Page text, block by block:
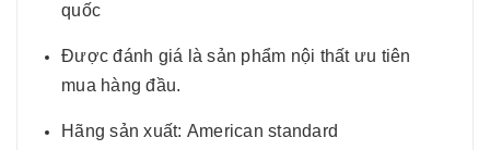
quốc
Được đánh giá là sản phẩm nội thất ưu tiên
mua hàng đầu.
Hãng sản xuất: American standard